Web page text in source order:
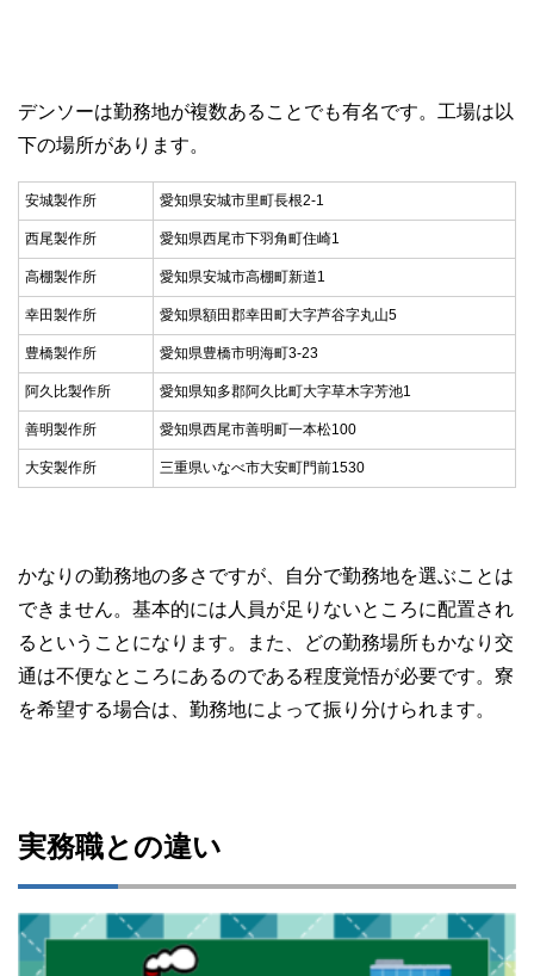
デンソーは勤務地が複数あることでも有名です。工場は以
下の場所があります。
安城製作所 愛知県安城市里町長根2-1
西尾製作所 愛知県西尾市下羽角町住崎1
高棚製作所 愛知県安城市高棚町新道1
幸田製作所 愛知県額田郡幸田町大字芦谷字丸山5
豊橋製作所 愛知県豊橋市明海町3-23
阿久比製作所 愛知県知多郡阿久比町大字草木字芳池1
善明製作所 愛知県西尾市善明町一本松100
大安製作所 三重県いなべ市大安町門前1530
かなりの勤務地の多さですが、自分で勤務地を選ぶことは
できません。基本的には人員が足りないところに配置され
るということになります。また、どの勤務場所もかなり交
通は不便なところにあるのである程度覚悟が必要です。寮
を希望する場合は、勤務地によって振り分けられます。
実務職との違い